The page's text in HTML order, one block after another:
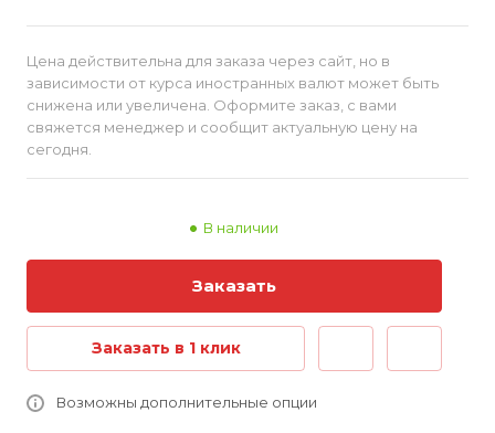
Цена действительна для заказа через сайт, но в
зависимости от курса иностранных валют может быть
снижена или увеличена. Оформите заказ, с вами
свяжется менеджер и сообщит актуальную цену на
сегодня.
В наличии
Заказать
Заказать в 1 клик
Возможны дополнительные опции